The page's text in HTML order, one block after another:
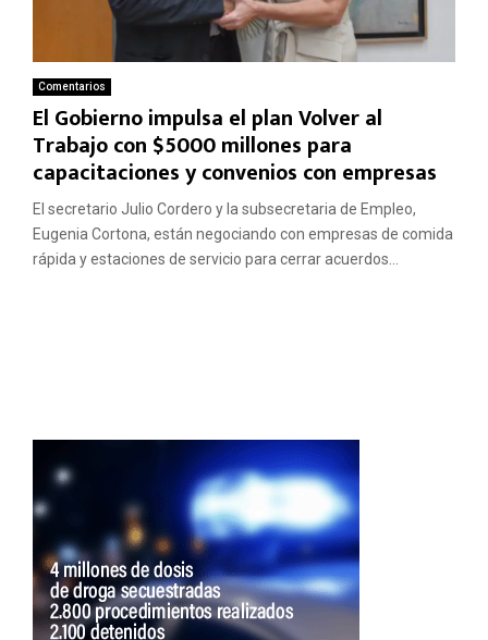
Comentarios
El Gobierno impulsa el plan Volver al
Trabajo con $5000 millones para
capacitaciones y convenios con empresas
El secretario Julio Cordero y la subsecretaria de Empleo,
Eugenia Cortona, están negociando con empresas de comida
rápida y estaciones de servicio para cerrar acuerdos...